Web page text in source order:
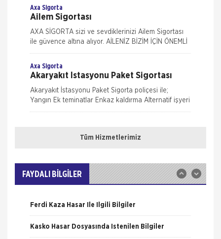
Axa Sigorta
Ailem Sigortası
AXA SİGORTA sizi ve sevdiklerinizi Ailem Sigortası
ile güvence altına alıyor. AİLENİZ BİZİM İÇİN ÖNEMLİ
AXA SİGORTA sizi ve/veya ailenizi, ferdi kaza
Axa Sigorta
Akaryakıt İstasyonu Paket Sigortası
Akaryakıt İstasyonu Paket Sigorta poliçesi ile;
Yangın Ek teminatlar Enkaz kaldırma Alternatif işyeri
masrafları İş durması Cam kırılması Grev, lokavt, halk
Eczanem Paket Sigortası
veya üzerinde bulunan her çeşit sabit tesisat, bina
iç
Axa Sigorta
Mavi Kasko Sigortası Kapsamı Mavi Kasko Sigorta
poliçeniz; çarpma, devrilme, yanma, çalınma, gibi
zararlar karşısında aracınızı güvence altına alıyor.
Ayrıc
Tüm Hizmetlerimiz
FAYDALI BİLGİLER
ONLİNE Dask Prim Hesaplama
Trafik Hasarı için Gerekli Bilgiler
Yangın Hasarı ile ilgili Bilgiler
Ferdi Kaza Hasar İle İlgili Bilgiler
Kasko Hasar Dosyasında İstenilen Bilgiler